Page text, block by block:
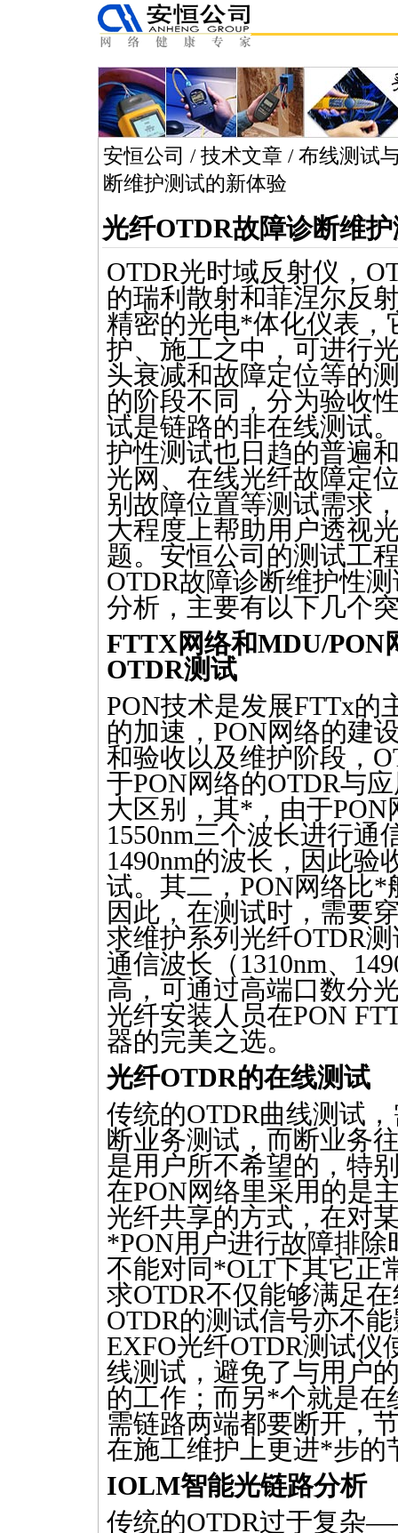
安恒公司 / 技术文章 / 布线测试
断维护测试的新体验
光纤OTDR故障诊断维
OTDR光时域反射仪，
的瑞利散射和菲涅尔反
精密的光电*体化仪表，
护、施工之中，可进行
头衰减和故障定位等的
的阶段不同，分为验收
试是链路的非在线测试
护性测试也日趋的普遍
光网、在线光纤故障定
别故障位置等测试需求
大程度上帮助用户透视
题。安恒公司的测试工
OTDR故障诊断维护性
分析，主要有以下几个
FTTX网络和MDU/
OTDR测试
PON技术是发展FTTx的
的加速，PON网络的建
和验收以及维护阶段，
于PON网络的OTDR与
大区别，其* ，由于
1550nm三个波长进行通
1490nm的波长，因此验
试。其二，PON网络比*
因此，在测试时，需要
求维护系列光纤OTDR
通信波长（1310nm、
高，可通过高端口数分
光纤安装人员在PON
器的完美之选。
光纤OTDR的在线测试
传统的OTDR曲线测试
断业务测试，而断业务
是用户所不希望的，特
在PON网络里采用的是
光纤共享的方式，在对
*PON用户进行故障排除
不能对同*OLT下其它正
求OTDR不仅能够满足
OTDR的测试信号亦不
EXFO光纤OTDR测试仪
线测试，避免了与用户
的工作；而另*个就是在
需链路两端都要断开，
在施工维护上更进*步的
IOLM智能光链路分析
传统的OTDR过于复杂